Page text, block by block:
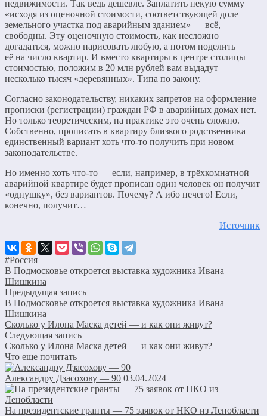
недвижимости. Так ведь дешевле. Заплатить некую сумму
«исходя из оценочной стоимости, соответствующей доле
земельного участка под аварийным зданием» — всё,
свободны. Эту оценочную стоимость, как несложно
догадаться, можно нарисовать любую, а потом поделить
её на число квартир. И вместо квартиры в центре столицы
стоимостью, положим в 20 млн рублей вам выдадут
несколько тысяч «деревянных». Типа по закону.
Согласно законодательству, никаких запретов на оформление
прописки (регистрации) граждан РФ в аварийных домах нет.
Но только теоретическим, на практике это очень сложно.
Собственно, прописать в квартиру близкого родственника —
единственный вариант хоть что-то получить при новом
законодательстве.
Но именно хоть что-то — если, например, в трёхкомнатной
аварийной квартире будет прописан один человек он получит
«однушку», без вариантов. Почему? А ибо нечего! Если,
конечно, получит…
Источник
#Россия
В Подмосковье откроется выставка художника Ивана
Шишкина
Предыдущая запись
В Подмосковье откроется выставка художника Ивана
Шишкина
Сколько у Илона Маска детей — и как они живут?
Следующая запись
Сколько у Илона Маска детей — и как они живут?
Что еще почитать
Александру Дзасохову — 90 03.04.2024
На президентские гранты — 75 заявок от НКО из Ленобласти